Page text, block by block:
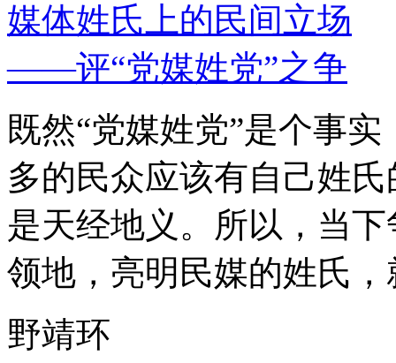
媒体姓氏上的民间立场
——评“党媒姓党”之争
既然“党媒姓党”是个事
多的民众应该有自己姓
是天经地义。所以，当
领地，亮明民媒的姓氏
野靖环